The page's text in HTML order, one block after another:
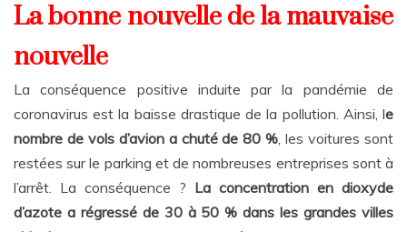
La bonne nouvelle de la mauvaise
nouvelle
La conséquence positive induite par la pandémie de
coronavirus est la baisse drastique de la pollution. Ainsi, le
nombre de vols d’avion a chuté de 80 %, les voitures sont
restées sur le parking et de nombreuses entreprises sont à
l’arrêt. La conséquence ? La concentration en dioxyde
d’azote a régressé de 30 à 50 % dans les grandes villes